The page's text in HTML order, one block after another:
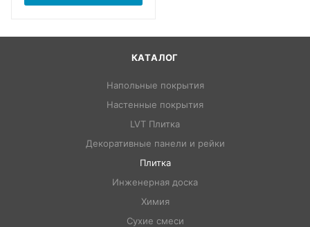
КАТАЛОГ
Напольные покрытия
Настенные покрытия
LVT Плитка
Декоративные панели и рейки
Плитка
Инженерная доска
Химия
Сухие смеси